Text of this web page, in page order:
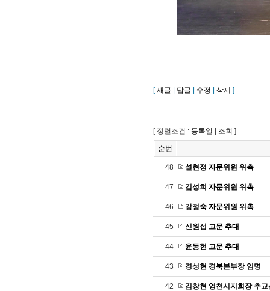
[새글 답글 수정 삭제 ]
[ 정렬조건 : 등록일 조회 ]
순번
48 설현정 자문위원 위촉
47 김성희 자문위원 위촉
46 강정숙 자문위원 위촉
45 신원섭 고문 추대
44 윤동현 고문 추대
43 경성현 경북본부장 임명
42 김창현 영천시지회장 추